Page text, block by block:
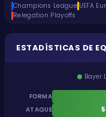
Champions League UEFA
Relegation Playoffs
ESTADÍSTICAS DE
Bayer
FORMA
ATAQUE